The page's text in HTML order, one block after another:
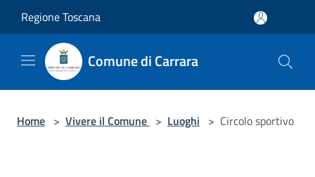
Regione Toscana
Comune di Carrara
Home > Vivere il Comune > Luoghi > Circolo sportivo